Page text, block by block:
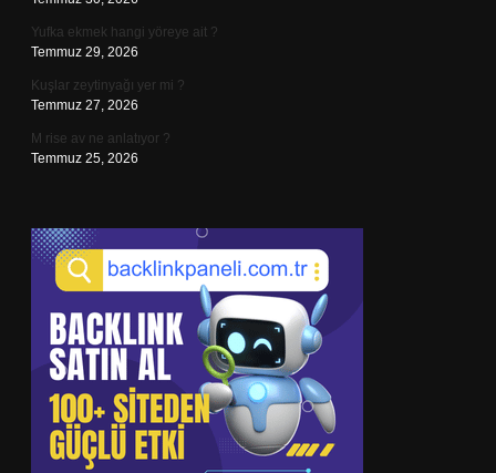
Yufka ekmek hangi yöreye ait ?
Temmuz 29, 2026
Kuşlar zeytinyağı yer mi ?
Temmuz 27, 2026
M rise av ne anlatıyor ?
Temmuz 25, 2026